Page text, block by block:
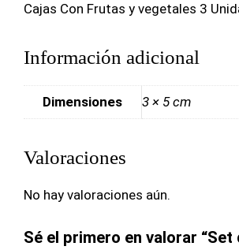
Cajas Con Frutas y vegetales 3
Información adicional
Dimensiones 3 × 5 cm
Valoraciones
No hay valoraciones aún.
Sé el primero en valorar “Set